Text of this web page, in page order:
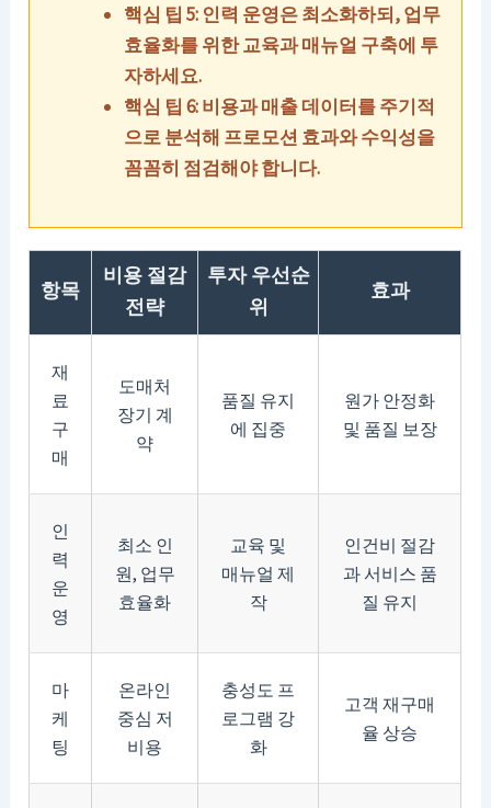
핵심 팁 5: 인력 운영은 최소화하되, 업무
효율화를 위한 교육과 매뉴얼 구축에 투
자하세요.
핵심 팁 6: 비용과 매출 데이터를 주기적
으로 분석해 프로모션 효과와 수익성을
꼼꼼히 점검해야 합니다.
항목
비용 절감
전략
투자 우선순
위
효과
재
료
구
매
도매처
장기 계
약
품질 유지
에 집중
원가 안정화
및 품질 보장
인
력
운
영
최소 인
원, 업무
효율화
교육 및
매뉴얼 제
작
인건비 절감
과 서비스 품
질 유지
마
케
팅
온라인
중심 저
비용
충성도 프
로그램 강
화
고객 재구매
율 상승